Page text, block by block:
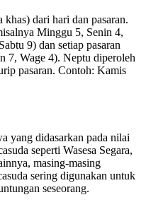
dari hari dan pasaran.
Minggu 5, Senin 4,
9) dan setiap pasaran
7, Wage 4). Neptu diperoleh
pasaran. Contoh: Kamis
yang didasarkan pada nilai
seperti Wasesa Segara,
masing-masing
sering digunakan untuk
seseorang.